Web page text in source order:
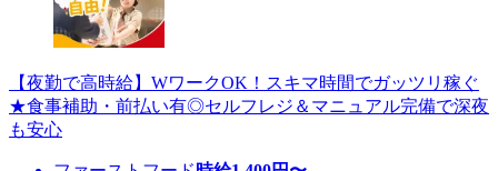
【夜勤で高時給】WワークOK！スキマ時間でガッツリ稼ぐ
★食事補助・前払い有◎セルフレジ＆マニュアル完備で深夜
も安心